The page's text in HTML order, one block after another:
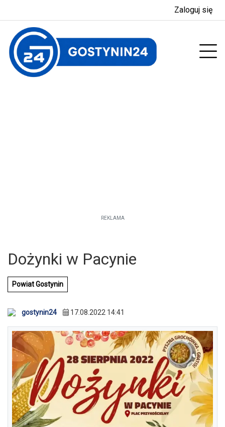
Zaloguj się
REKLAMA
Dożynki w Pacynie
Powiat Gostynin
gostynin24 17.08.2022 14:41